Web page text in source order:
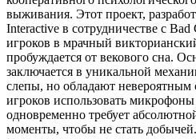
выживания. Этот проект,
Interactive в сотрудничестве с Bad
игроков в мрачный
пробуждается от векового сна.
заключается в уникальной
слепы, но обладают невероятным
игроков использовать
одновременно требует
моменты, чтобы не стать добычей.